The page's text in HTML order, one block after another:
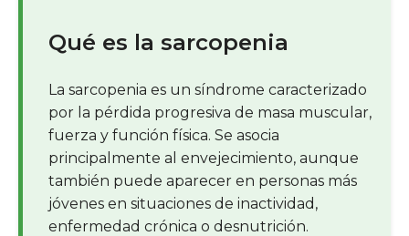
Qué es la sarcopenia
La sarcopenia es un síndrome caracterizado
por la pérdida progresiva de masa muscular,
fuerza y función física. Se asocia
principalmente al envejecimiento, aunque
también puede aparecer en personas más
jóvenes en situaciones de inactividad,
enfermedad crónica o desnutrición.